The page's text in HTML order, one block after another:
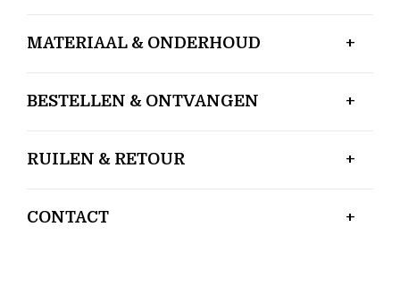
MATERIAAL & ONDERHOUD
BESTELLEN & ONTVANGEN
RUILEN & RETOUR
CONTACT